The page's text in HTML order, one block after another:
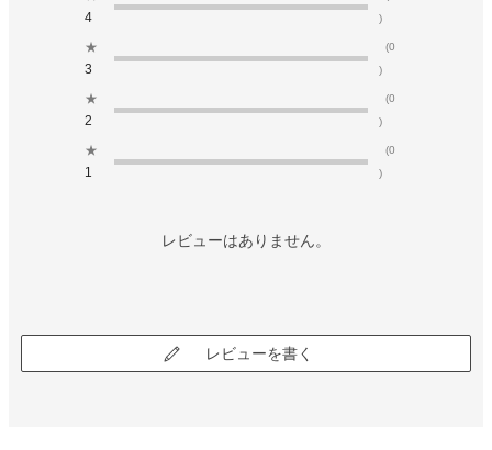
4
)
★
3
(0
)
★
2
(0
)
★
1
(0
)
レビューはありません。
レビューを書く